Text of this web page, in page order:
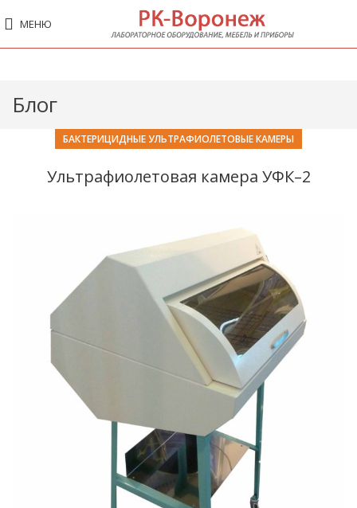
МЕНЮ
Блог
БАКТЕРИЦИДНЫЕ УЛЬТРАФИОЛЕТОВЫЕ КАМЕРЫ
Ультрафиолетовая камера УФК–2